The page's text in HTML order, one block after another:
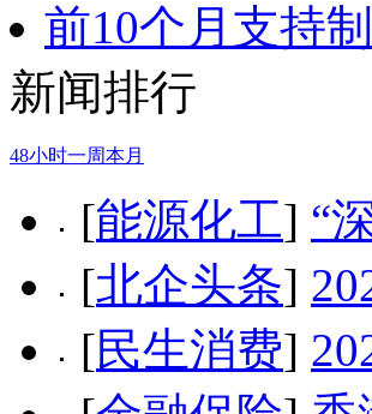
前10个月支持
新闻排行
48小时一周本月
[能源化工] “
[北企头条]
[民生消费]